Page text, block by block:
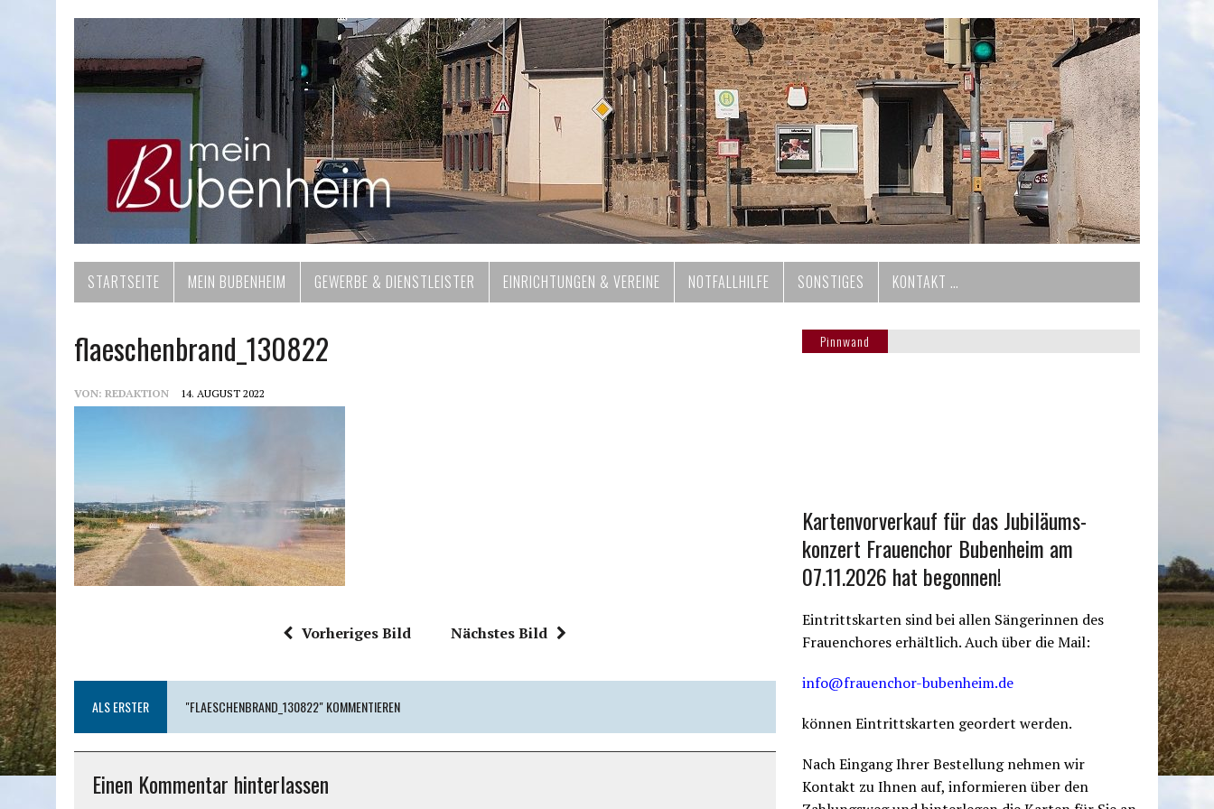
STARTSEITE MEIN BUBENHEIM GEWERBE & DIENSTLEISTER EINRICHTUNGEN & VEREINE NOTFALLHILFE SONSTIGES KONTAKT …
flaeschenbrand_130822
VON: REDAKTION 14. AUGUST 2022
Vorheriges Bild Nächstes Bild
ALS ERSTER "FLAESCHENBRAND_130822" KOMMENTIEREN
Einen Kommentar hinterlassen
Pinnwand
Kartenvorverkauf für das Jubiläums-
konzert Frauenchor Bubenheim am
07.11.2026 hat begonnen!
Eintrittskarten sind bei allen Sängerinnen des
Frauenchores erhältlich. Auch über die Mail:
info@frauenchor-bubenheim.de
können Eintrittskarten geordert werden.
Nach Eingang Ihrer Bestellung nehmen wir
Kontakt zu Ihnen auf, informieren über den